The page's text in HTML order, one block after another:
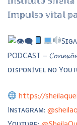
𝕀𝕞𝕡𝕦𝕝𝕤𝕠 𝕧𝕚𝕥𝕒𝕝
PODCAST –
ᴅɪsᴘᴏɴɪ́ᴠᴇʟ ɴᴏ
https://
Iɴsᴛᴀɢʀᴀᴍ: